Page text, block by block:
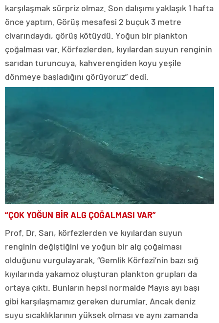
karşılaşmak sürpriz olmaz. Son dalışımı yaklaşık 1 hafta
önce yaptım. Görüş mesafesi 2 buçuk 3 metre
civarındaydı, görüş kötüydü. Yoğun bir plankton
çoğalması var. Körfezlerden, kıyılardan suyun renginin
sarıdan turuncuya, kahverengiden koyu yeşile
dönmeye başladığını görüyoruz” dedi.
“ÇOK YOĞUN BİR ALG ÇOĞALMASI VAR”
Prof. Dr. Sarı, körfezlerden ve kıyılardan suyun
renginin değiştiğini ve yoğun bir alg çoğalması
olduğunu vurgulayarak, “Gemlik Körfezi’nin bazı sığ
kıyılarında yakamoz oluşturan plankton grupları da
ortaya çıktı. Bunların hepsi normalde Mayıs ayı başı
gibi karşılaşmamız gereken durumlar. Ancak deniz
suyu sıcaklıklarının yüksek olması ve aynı zamanda